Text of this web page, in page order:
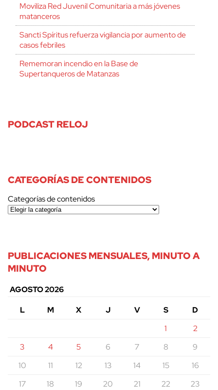
Moviliza Red Juvenil Comunitaria a más jóvenes
matanceros
Sancti Spíritus refuerza vigilancia por aumento de
casos febriles
Rememoran incendio en la Base de
Supertanqueros de Matanzas
PODCAST RELOJ
CATEGORÍAS DE CONTENIDOS
Categorías de contenidos
PUBLICACIONES MENSUALES, MINUTO A
MINUTO
AGOSTO 2026
L
M X J V S
D
1
2
3
4 5 6 7 8
9
10
11 12 13 14 15
16
17
18 19 20 21 22 23